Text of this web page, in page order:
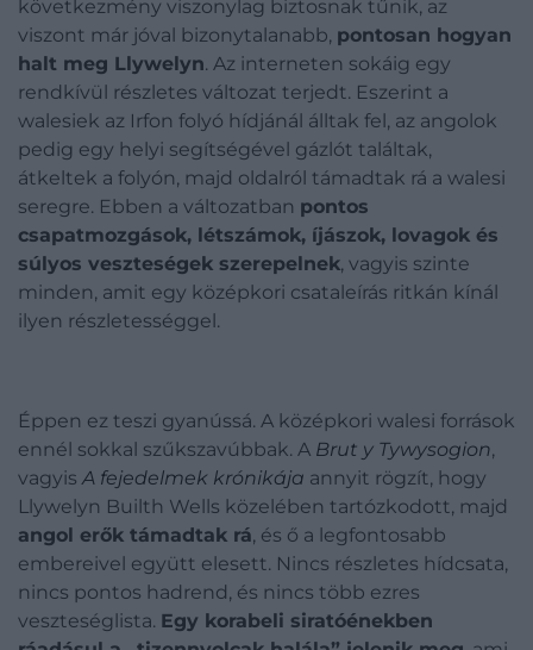
következmény viszonylag biztosnak tűnik, az
viszont már jóval bizonytalanabb, pontosan hogyan
halt meg Llywelyn. Az interneten sokáig egy
rendkívül részletes változat terjedt. Eszerint a
walesiek az Irfon folyó hídjánál álltak fel, az angolok
pedig egy helyi segítségével gázlót találtak,
átkeltek a folyón, majd oldalról támadtak rá a walesi
seregre. Ebben a változatban pontos
csapatmozgások, létszámok, íjászok, lovagok és
súlyos veszteségek szerepelnek, vagyis szinte
minden, amit egy középkori csataleírás ritkán kínál
ilyen részletességgel.
Éppen ez teszi gyanússá. A középkori walesi források
ennél sokkal szűkszavúbbak. A Brut y Tywysogion,
vagyisA fejedelmek krónikája annyit rögzít, hogy
Llywelyn Builth Wells közelében tartózkodott, majd
angol erők támadtak rá, és ő a legfontosabb
embereivel együtt elesett. Nincs részletes hídcsata,
nincs pontos hadrend, és nincs több ezres
veszteséglista. Egy korabeli siratóénekben